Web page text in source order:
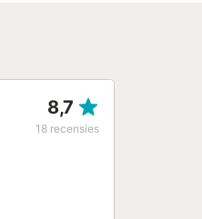
8,7
18 recensies